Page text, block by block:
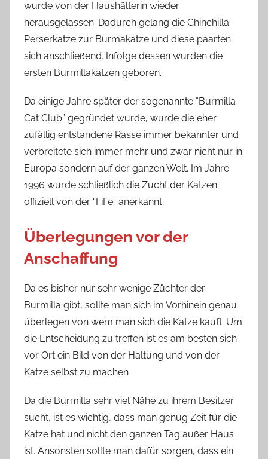
wurde von der Haushälterin wieder
herausgelassen. Dadurch gelang die Chinchilla-
Perserkatze zur Burmakatze und diese paarten
sich anschließend. Infolge dessen wurden die
ersten Burmillakatzen geboren.
Da einige Jahre später der sogenannte “Burmilla
Cat Club” gegründet wurde, wurde die eher
zufällig entstandene Rasse immer bekannter und
verbreitete sich immer mehr und zwar nicht nur in
Europa sondern auf der ganzen Welt. Im Jahre
1996 wurde schließlich die Zucht der Katzen
offiziell von der “FiFe” anerkannt.
Überlegungen vor der
Anschaffung
Da es bisher nur sehr wenige Züchter der
Burmilla gibt, sollte man sich im Vorhinein genau
überlegen von wem man sich die Katze kauft. Um
die Entscheidung zu treffen ist es am besten sich
vor Ort ein Bild von der Haltung und von der
Katze selbst zu machen
Da die Burmilla sehr viel Nähe zu ihrem Besitzer
sucht, ist es wichtig, dass man genug Zeit für die
Katze hat und nicht den ganzen Tag außer Haus
ist. Ansonsten sollte man dafür sorgen, dass ein